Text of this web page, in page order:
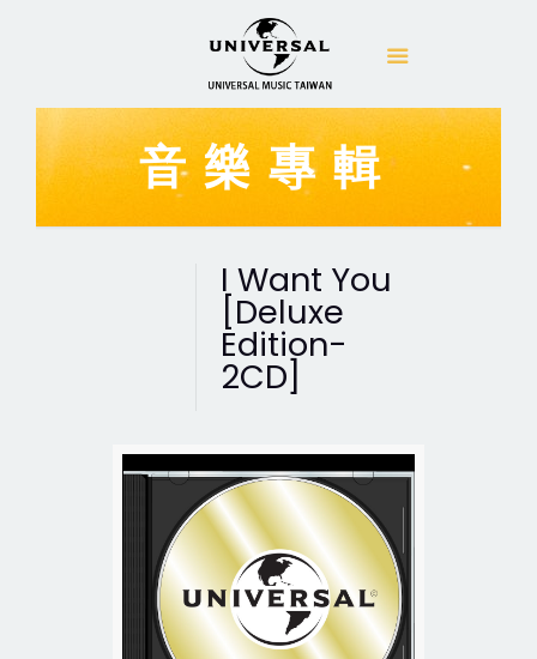
音樂專輯
I Want You
[Deluxe
Edition-
2CD]